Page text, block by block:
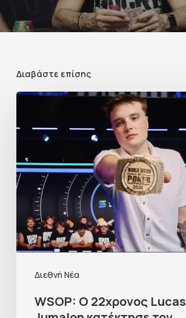
Διαβάστε επίσης
Διεθνή Νέα
WSOP: Ο 22χρονος Lucas